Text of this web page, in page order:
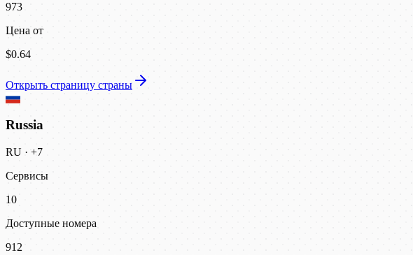
973
Цена от
$0.64
Открыть страницу страны
Russia
RU · +7
Сервисы
10
Доступные номера
912